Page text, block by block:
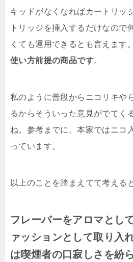
キッドがなくなればカートリッ
トリッジを挿入するだけなので
くても運用できるとも言えます。
使い方前提の商品です。
私のように普段からニコリキや
るからそういった意見がでてく
ね。参考までに、本家ではニコ
っています。
以上のことを踏まえてて考える
フレーバーをアロマとし
ァッションとして取り入
は喫煙者の口寂しさを紛